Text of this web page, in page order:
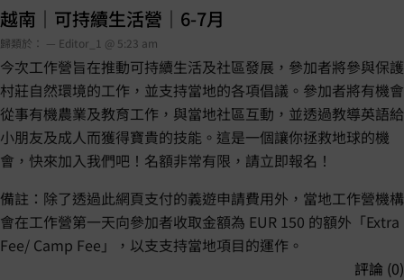
越南｜可持續生活營｜6-7月
歸類於： — Editor_1 @ 5:23 am
今次工作營旨在推動可持續生活及社區發展，參加者將參與保護
村莊自然環境的工作，並支持當地的各項倡議。參加者將有機會
從事有機農業及教育工作，與當地社區互動，並透過教導英語給
小朋友及成人而獲得寶貴的技能。這是一個讓你拯救地球的機
會，快來加入我們吧！名額非常有限，請立即報名！
備註：除了透過此網頁支付的義遊申請費用外，當地工作營機構
會在工作營第一天向參加者收取金額為 EUR 150 的額外「Extra
Fee/ Camp Fee」，以支支持當地項目的運作。
評論 (0)